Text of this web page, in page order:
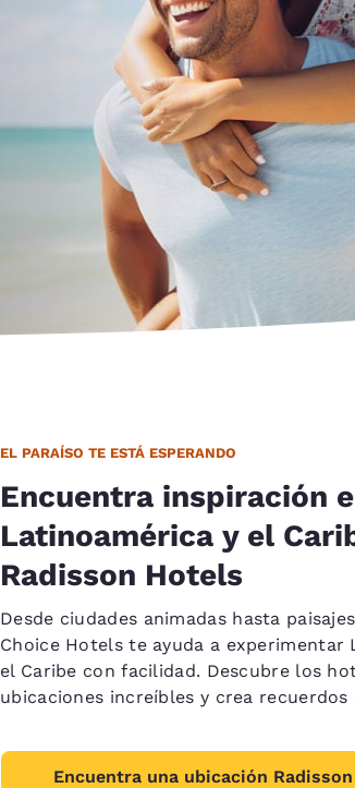
Español
France
EL PARAÍSO TE ESTÁ ESPERANDO
Encuentra inspiración
Latinoamérica y el
Radisson Hotels
Desde ciudades animadas hasta
Choice Hotels te ayuda a experimentar
el Caribe con facilidad. Descubre los
ubicaciones increíbles y crea recuerdos
Encuentra una ubicación Radisson